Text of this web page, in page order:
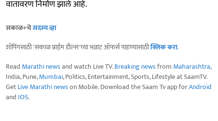
वातावरण निर्माण झाले आहे.
सकाळ+चेसदस्य व्हा
शॉपिंगसाठी 'सकाळ प्राईम डील्स'च्या भन्नाट ऑफर्स पाहण्यासाठीक्लिक करा.
Read Marathi newsand watch Live TV.Breaking newsfrom Maharashtra,
India, Pune,Mumbai, Politics, Entertainment, Sports, Lifestyle at SaamTV.
GetLive Marathi newson Mobile. Download the Saam Tv app forAndroid
and IOS.